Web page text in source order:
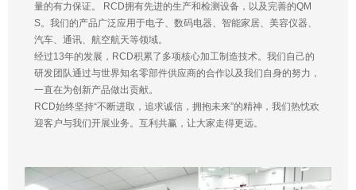
量的有力保证。 RCD拥有先进的生产和检测设备，以及完善的QM
S。我们的产品广泛应用于电子、数码电器、智能家居、美容仪器、
汽车、通讯、航空航天等领域。
经过13年的发展，RCD积累了多项核心加工制造技术。我们自己的
研发团队通过与世界知名零部件供应商的合作以及我们自身的努力，
一直在为创新产品做出贡献。
RCD始终坚持“不断进取，追求诚信，拥抱未来”的精神，我们热忱欢
迎客户与我们开展业务。互利共赢，让大家走得更远。